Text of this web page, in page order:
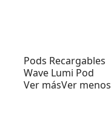
Pods Recargables
Wave Lumi Pod
Ver másVer menos